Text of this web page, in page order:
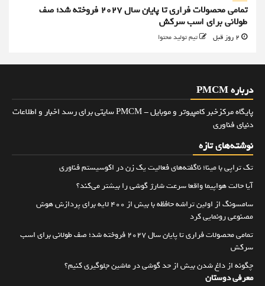
تمامی محصولات فراری تا پایان سال ۲۰۲۷ فروخته شد؛ صف
طولانی برای اسب سرکش
تیم تولید محتوا
درباره PMCM
پایگاه مرکزخبر کامپیوتر و موبایل - PMCM سایتی برای رسد اخبار و اطلاعات
دنیای فناوری
نوشته‌های تازه
تک تراپی با مینا؛ ناگفته‌های فعالیت یک زن در اکوسیستم فناوری
آیا حالت هواپیما واقعا سرعت شارژ گوشی را بیشتر می‌کند؟
سامسونگ از اولین تراشه حافظه با بیش از ۴۰۰ لایه برای پردازش هوش
مصنوعی رونمایی کرد
تمامی محصولات فراری تا پایان سال ۲۰۲۷ فروخته شد؛ صف طولانی برای اسب
سرکش
چگونه از داغ شدن بیش از حد گوشی در ماشین جلوگیری کنیم؟
معرفی دوستان